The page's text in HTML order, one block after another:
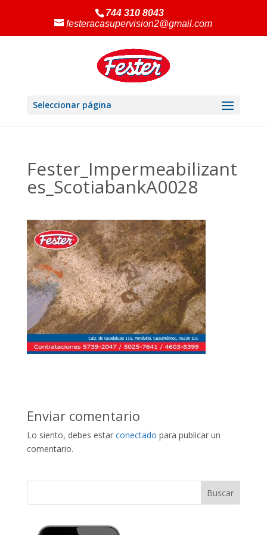
744 310 8043
festeracasupervision2@gmail.com
Seleccionar página
Fester_Impermeabilizant
es_ScotiabankA0028
Enviar comentario
Lo siento, debes estar conectado para publicar un
comentario.